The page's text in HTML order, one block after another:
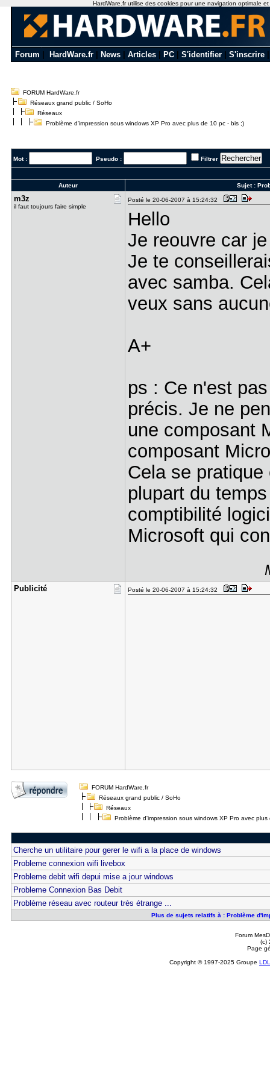
Forum HardWare.fr News Articles PC S'identifier S'inscrire
FORUM HardWare.fr
Réseaux grand public / SoHo
Réseaux
Problème d'impression sous windows XP Pro avec plus de 10 pc - bis ;)
Mot : Pseudo : Filtrer
Auteur Sujet :
m3z
il faut toujours faire simple
Posté le 20-06-2007 à 15:24:32
Hello
Je reouvre car
Je te
avec samba.
veux sans
A+
ps : Ce n'est
précis. Je ne
une composant
composant
Cela se
plupart du
comptibilité
Microsoft qui
Publicité Posté le 20-06-2007 à 15:24:32
FORUM HardWare.fr
Réseaux grand public / SoHo
Réseaux
Problème d'impression sous windows XP Pro avec plus
Cherche un utilitaire pour gerer le wifi a la place de windows
Probleme connexion wifi livebox
Probleme debit wifi depui mise a jour windows
Probleme Connexion Bas Debit
Problème réseau avec routeur très étrange ...
Plus de sujets relatifs à : Problème
Forum
(c)
Page
Copyright © 1997-2025 Groupe
HardWare.fr utilise des cookies pour une navigation optimale